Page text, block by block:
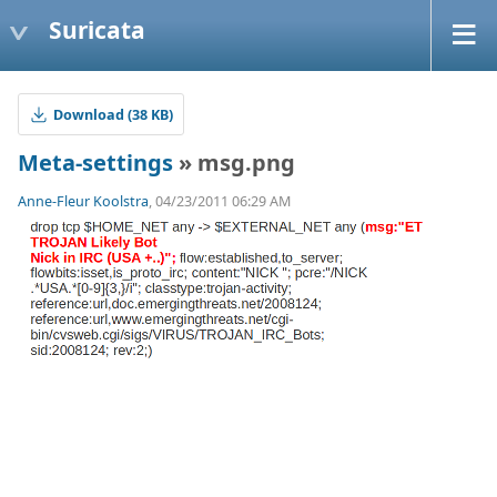
Suricata
Download (38 KB)
Meta-settings » msg.png
Anne-Fleur Koolstra, 04/23/2011 06:29 AM